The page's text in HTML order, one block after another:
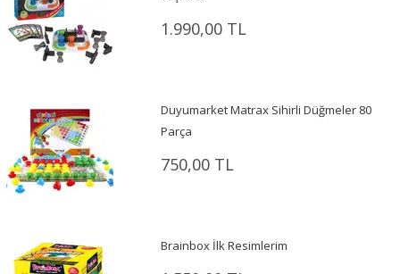
1.990,00 TL
Duyumarket Matrax Sihirli Düğmeler 80
Parça
750,00 TL
Brainbox İlk Resimlerim